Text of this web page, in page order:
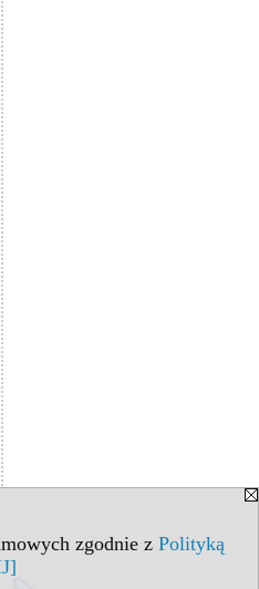
zgodnie z Polityką